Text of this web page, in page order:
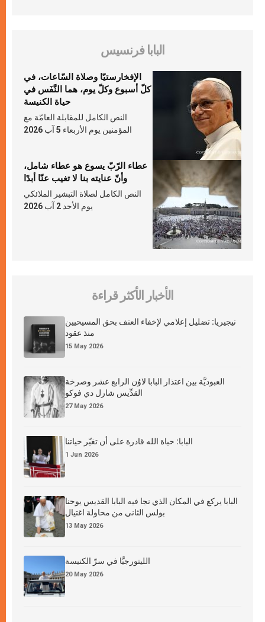
البابا فرنسيس
الإفخارستيّا وصلاة السّاعات، في
كلّ أسبوع وكلّ يوم، هما النَّفَس في
حياة الكنيسة
النص الكامل للمقابلة العامّة مع
المؤمنين يوم الأربعاء 5 آب 2026
عطاء الرّبّ يسوع هو عطاء شامل،
وأنّ عنايته بنا لا تغيب عنّا أبدًا
النص الكامل لصلاة التبشير الملائكي
يوم الأحد 2 آب 2026
الأخبار الأكثر قراءة
نيجيريا: تضليل إعلامي لإخفاء العنف بحق المسيحيين
منذ عقود
15 May 2026
العبوديَّة بين اعتذار البابا لاوُن الرابع عشر وصرخة
القدِّيس شارل دي فوكو
27 May 2026
البابا: حياة الله قادرة على أن تغيّر حياتنا
1 Jun 2026
البابا يركع في المكان الذي نجا فيه البابا القديس يوحنا
بولس الثاني من محاولة اغتيال
13 May 2026
الليتورجيَّا في سرّ الكنيسة
20 May 2026